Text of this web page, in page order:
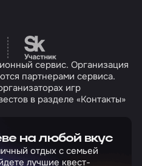
Перейти на сайт
сервис. Организация
партнерами сервиса.
игр
в разделе «Контакты»
на любой вкус
отдых с семьей
лучшие квест-